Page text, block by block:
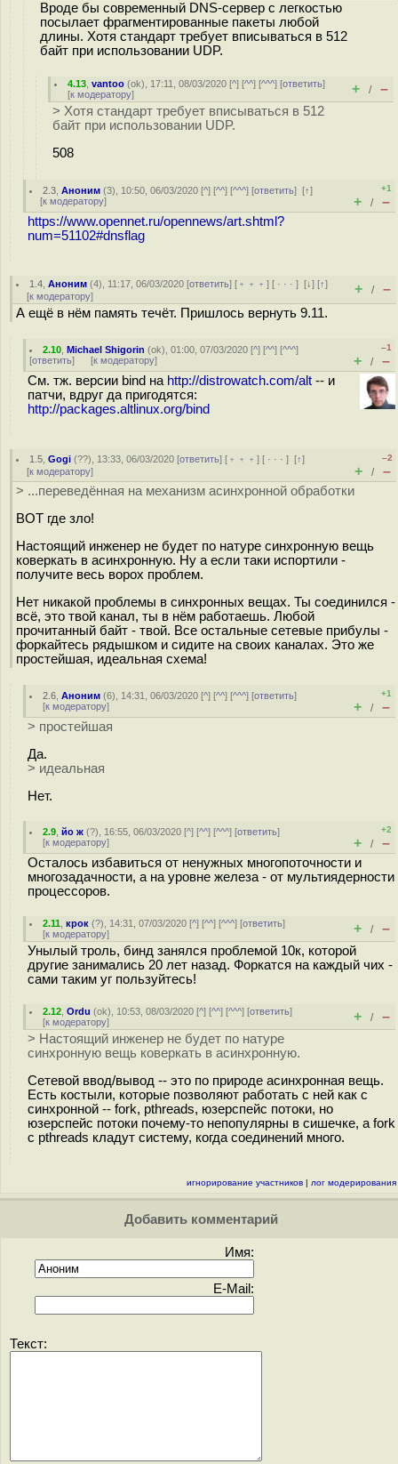
Вроде бы современный DNS-сервер с легкостью
посылает фрагментированные пакеты любой
длины. Хотя стандарт требует вписываться в 512
байт при использовании UDP.
4.13 ,vantoo (ok), 17:11, 08/03/2020 [^] [^^] [^^^] [ответить]
[к модератору] + / –
> Хотя стандарт требует вписываться в 512
байт при использовании UDP.
508
2.3 ,Аноним (3), 10:50, 06/03/2020 [^] [^^] [^^^] [ответить][↑]
[к модератору]
+1
+ / –
https://www.opennet.ru/opennews/art.shtml?
num=51102#dnsflag
1.4 ,Аноним (4), 11:17, 06/03/2020 [ответить] [ ﹢﹢﹢] [ · · ·][↓] [↑]
[к модератору] + / –
А ещё в нём память течёт. Пришлось вернуть 9.11.
2.10 ,Michael Shigorin (ok), 01:00, 07/03/2020 [^] [^^] [^^^]
[ответить] [к модератору]
–1
+ / –
См. тж. версии bind на http://distrowatch.com/alt -- и
патчи, вдруг да пригодятся:
http://packages.altlinux.org/bind
1.5 ,Gogi (??), 13:33, 06/03/2020 [ответить] [ ﹢﹢﹢] [ · · ·][↑]
[к модератору]
–2
+ / –
> ...переведённая на механизм асинхронной обработки
ВОТ где зло!
Настоящий инженер не будет по натуре синхронную вещь
коверкать в асинхронную. Ну а если таки испортили -
получите весь ворох проблем.
Нет никакой проблемы в синхронных вещах. Ты соединился -
всё, это твой канал, ты в нём работаешь. Любой
прочитанный байт - твой. Все остальные сетевые прибулы -
форкайтесь рядышком и сидите на своих каналах. Это же
простейшая, идеальная схема!
2.6 ,Аноним (6), 14:31, 06/03/2020 [^] [^^] [^^^] [ответить]
[к модератору]
+1
+ / –
> простейшая
Да.
> идеальная
Нет.
2.9 ,йо ж (?), 16:55, 06/03/2020 [^] [^^] [^^^] [ответить]
[к модератору]
+2
+ / –
Осталось избавиться от ненужных многопоточности и
многозадачности, а на уровне железа - от мультиядерности
процессоров.
2.11 ,крок (?), 14:31, 07/03/2020 [^] [^^] [^^^] [ответить]
[к модератору] + / –
Унылый троль, бинд занялся проблемой 10к, которой
другие занимались 20 лет назад. Форкатся на каждый чих -
сами таким уг пользуйтесь!
2.12 ,Ordu (ok), 10:53, 08/03/2020 [^] [^^] [^^^] [ответить]
[к модератору] + / –
> Настоящий инженер не будет по натуре
синхронную вещь коверкать в асинхронную.
Сетевой ввод/вывод -- это по природе асинхронная вещь.
Есть костыли, которые позволяют работать с ней как с
синхронной -- fork, pthreads, юзерспейс потоки, но
юзерспейс потоки почему-то непопулярны в сишечке, а fork
с pthreads кладут систему, когда соединений много.
игнорирование участников | лог модерирования
Добавить комментарий
Имя:
E-Mail:
Текст: